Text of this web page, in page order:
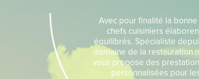
Avec pour finalité la
chefs cuisiniers
équilibrés. Spécialiste
domaine de la restauration
vous propose des
personnalisées pour